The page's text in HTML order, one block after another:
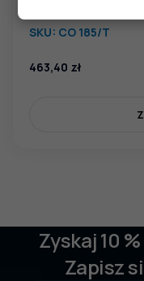
SKU: CO 185/T
463,40 zł
Zyskaj 10
Zapisz